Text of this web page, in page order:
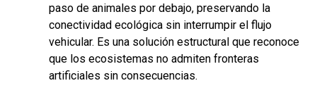
paso de animales por debajo, preservando la
conectividad ecológica sin interrumpir el flujo
vehicular. Es una solución estructural que reconoce
que los ecosistemas no admiten fronteras
artificiales sin consecuencias.